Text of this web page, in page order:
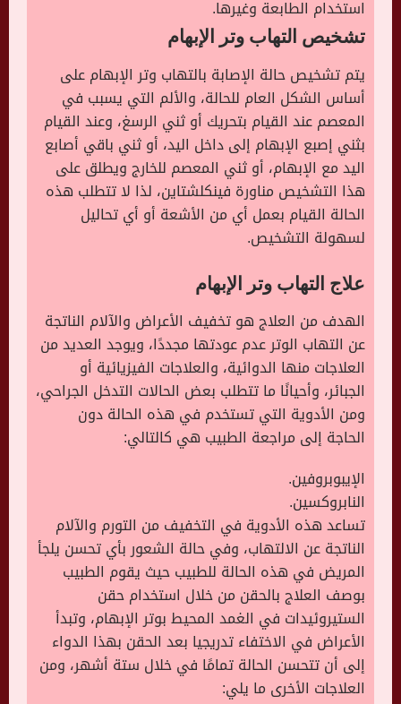
استخدام الطابعة وغيرها.
تشخيص التهاب وتر الإبهام
يتم تشخيص حالة الإصابة بالتهاب وتر الإبهام على
أساس الشكل العام للحالة، والألم التي يسبب في
المعصم عند القيام بتحريك أو ثني الرسغ، وعند القيام
بثني إصبع الإبهام إلى داخل اليد، أو ثني باقي أصابع
اليد مع الإبهام، أو ثني المعصم للخارج ويطلق على
هذا التشخيص مناورة فينكلشتاين، لذا لا تتطلب هذه
الحالة القيام بعمل أي من الأشعة أو أي تحاليل
لسهولة التشخيص.
علاج التهاب وتر الإبهام
الهدف من العلاج هو تخفيف الأعراض والآلام الناتجة
عن التهاب الوتر عدم عودتها مجددًا، ويوجد العديد من
العلاجات منها الدوائية، والعلاجات الفيزيائية أو
الجبائر، وأحيانًا ما تتطلب بعض الحالات التدخل الجراحي،
ومن الأدوية التي تستخدم في هذه الحالة دون
الحاجة إلى مراجعة الطبيب هي كالتالي:
الإيبوبروفين.
النابروكسين.
تساعد هذه الأدوية في التخفيف من التورم والآلام
الناتجة عن الالتهاب، وفي حالة الشعور بأي تحسن يلجأ
المريض في هذه الحالة للطبيب حيث يقوم الطبيب
بوصف العلاج بالحقن من خلال استخدام حقن
الستيروئيدات في الغمد المحيط بوتر الإبهام، وتبدأ
الأعراض في الاختفاء تدريجيا بعد الحقن بهذا الدواء
إلى أن تتحسن الحالة تمامًا في خلال ستة أشهر، ومن
العلاجات الأخرى ما يلي: